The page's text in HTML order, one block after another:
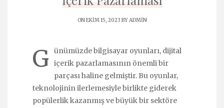
ON EKIM 15, 2023 BYADMIN
G
ünümüzde bilgisayar oyunları, dijital
içerik pazarlamasının önemli bir
parçası haline gelmiştir. Bu oyunlar,
teknolojinin ilerlemesiyle birlikte giderek
popülerlik kazanmış ve büyük bir sektöre